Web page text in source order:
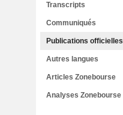
Transcripts
Communiqués
Publications officielles
Autres langues
Articles Zonebourse
Analyses Zonebourse